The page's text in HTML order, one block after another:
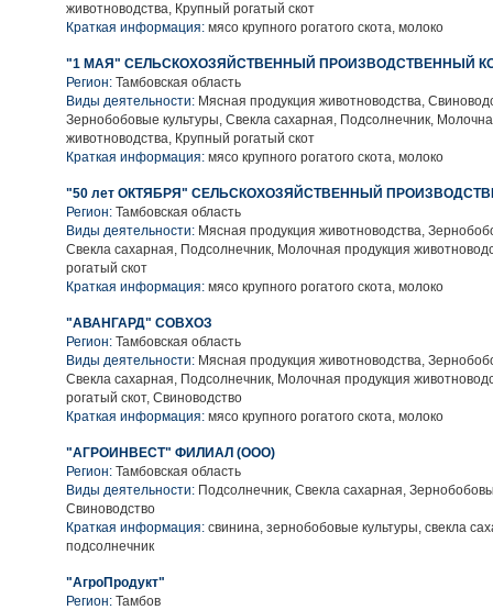
животноводства, Крупный рогатый скот
Краткая информация: мясо крупного рогатого скота, молоко
"1 МАЯ" СЕЛЬСКОХОЗЯЙСТВЕННЫЙ ПРОИЗВОДСТВЕННЫЙ
Регион: Тамбовская область
Виды деятельности: Мясная продукция животноводства,
Зернобобовые культуры, Свекла сахарная, Подсолнечник,
животноводства, Крупный рогатый скот
Краткая информация: мясо крупного рогатого скота, молоко
"50 лет ОКТЯБРЯ" СЕЛЬСКОХОЗЯЙСТВЕННЫЙ
Регион: Тамбовская область
Виды деятельности: Мясная продукция животноводства,
Свекла сахарная, Подсолнечник, Молочная продукция
рогатый скот
Краткая информация: мясо крупного рогатого скота, молоко
"АВАНГАРД" СОВХОЗ
Регион: Тамбовская область
Виды деятельности: Мясная продукция животноводства,
Свекла сахарная, Подсолнечник, Молочная продукция
рогатый скот, Свиноводство
Краткая информация: мясо крупного рогатого скота, молоко
"АГРОИНВЕСТ" ФИЛИАЛ (ООО)
Регион: Тамбовская область
Виды деятельности: Подсолнечник, Свекла сахарная,
Свиноводство
Краткая информация: свинина, зернобобовые культуры, свекла
подсолнечник
"АгроПродукт"
Регион: Тамбов